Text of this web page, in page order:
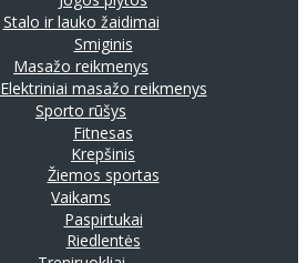
Stalo ir lauko žaidimai
Smiginis
Masažo reikmenys
Elektriniai masažo reikmenys
Sporto rūšys
Fitnesas
Krepšinis
Žiemos sportas
Vaikams
Paspirtukai
Riedlentės